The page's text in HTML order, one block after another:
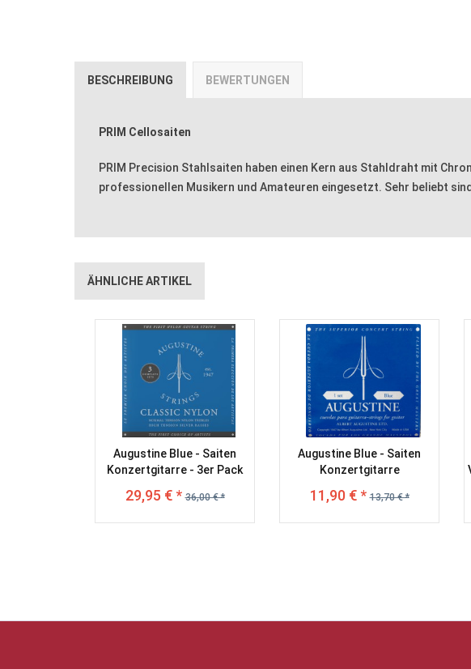
BESCHREIBUNG BEWERTUNGEN
PRIM Cellosaiten
PRIM Precision Stahlsaiten haben einen Kern aus Stahldraht mit
professionellen Musikern und Amateuren eingesetzt. Sehr beliebt
ÄHNLICHE ARTIKEL
Augustine Blue - Saiten
Konzertgitarre - 3er Pack
29,95 € * 36,00 € *
Augustine Blue - Saiten
Konzertgitarre
11,90 € * 13,70 € *